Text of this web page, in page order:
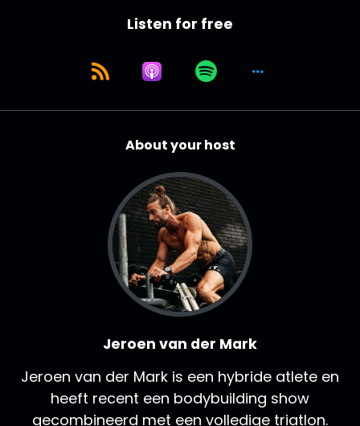
Listen for free
About your host
Jeroen van der Mark
Jeroen van der Mark is een hybride atlete en
heeft recent een bodybuilding show
gecombineerd met een volledige triatlon.